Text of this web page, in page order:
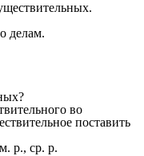
делам.
во
поставить
р., ср. р.